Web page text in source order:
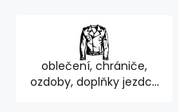
oblečení, chrániče,
ozdoby, doplňky jezdce